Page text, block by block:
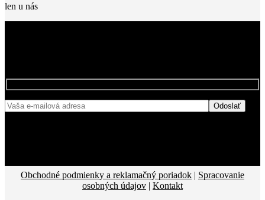
len u nás
Obchodné podmienky a reklamačný poriadok | Spracovanie
osobných údajov | Kontakt